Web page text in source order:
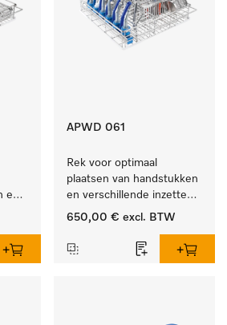
en
APWD 061
Rek voor optimaal
plaatsen van handstukken
en verschillende inzetten
en zeefschalen.
650,00 € excl. BTW